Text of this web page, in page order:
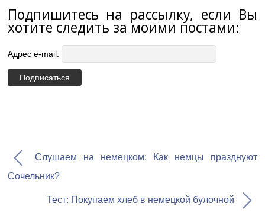
Подпишитесь на рассылку, если Вы
хотите следить за моими постами:
Адрес e-mail:
Слушаем на немецком: Как немцы празднуют
Сочельник?
Тест: Покупаем хлеб в немецкой булочной